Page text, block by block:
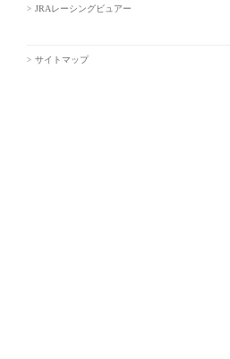
JRAレーシングビュアー
サイトマップ